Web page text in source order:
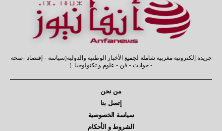
جريدة إلكترونية مغربية شاملة لجميع الأخبار الوطنية والدولية(سياسة - إقتصاد -صحة
- حوادث - فن - علوم و تكنولوجيا .)
من نحن
إتصل بنا
سياسة الخصوصية
الشروط و الأحكام